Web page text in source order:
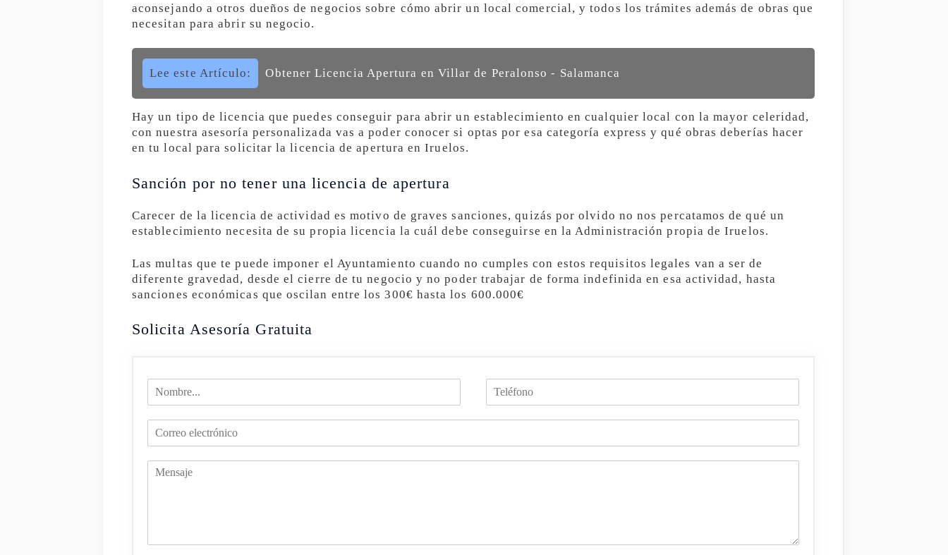
aconsejando a otros dueños de negocios sobre cómo abrir un local comercial, y todos los trámites además de obras que
necesitan para abrir su negocio.
Lee este Artículo: Obtener Licencia Apertura en Villar de Peralonso - Salamanca
Hay un tipo de licencia que puedes conseguir para abrir un establecimiento en cualquier local con la mayor celeridad,
con nuestra asesoría personalizada vas a poder conocer si optas por esa categoría express y qué obras deberías hacer
en tu local para solicitar la licencia de apertura en Iruelos.
Sanción por no tener una licencia de apertura
Carecer de la licencia de actividad es motivo de graves sanciones, quizás por olvido no nos percatamos de qué un
establecimiento necesita de su propia licencia la cuál debe conseguirse en la Administración propia de Iruelos.
Las multas que te puede imponer el Ayuntamiento cuando no cumples con estos requisitos legales van a ser de
diferente gravedad, desde el cierre de tu negocio y no poder trabajar de forma indefinida en esa actividad, hasta
sanciones económicas que oscilan entre los 300€ hasta los 600.000€
Solicita Asesoría Gratuita